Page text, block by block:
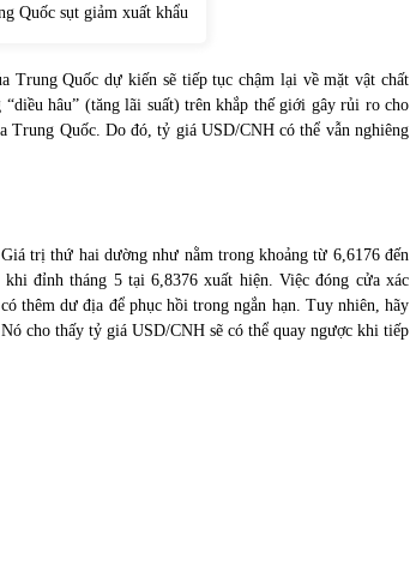
Trung Quốc dự kiến ​​sẽ tiếp tục chậm lại về mặt vật chất
hâu” (tăng lãi suất) trên khắp thế giới gây rủi ro cho
Trung Quốc. Do đó, tỷ giá USD/CNH có thể vẫn nghiêng
trị thứ hai dường như nằm trong khoảng từ 6,6176 đến
đỉnh tháng 5 tại 6,8376 xuất hiện. Việc đóng cửa xác
thêm dư địa để phục hồi trong ngắn hạn. Tuy nhiên, hãy
cho thấy tỷ giá USD/CNH sẽ có thể quay ngược khi tiếp